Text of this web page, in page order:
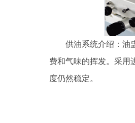
供油系统介绍：油
费和气味的挥发。采用
度仍然稳定。